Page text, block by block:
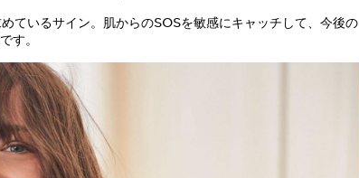
ているサイン。肌からのSOSを敏感にキャッチして、今後の
す。